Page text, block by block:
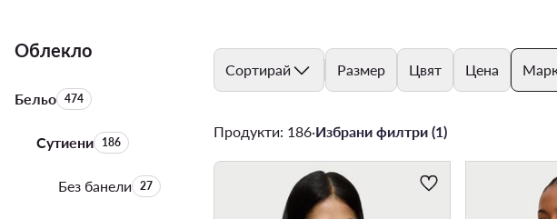
Облекло
БельоБрой на продуктите:
474
СутиениБрой на продуктите:
186
Без банелиБрой на продуктите:
27
Сортирай Размер Цвят Цена
Продукти: 186·Избрани филтри (1)